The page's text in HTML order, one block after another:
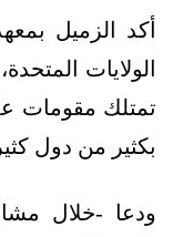
أكد الزميل
الولايات
تمتلك مقومات
بكثير من دول
ودعا -خلال